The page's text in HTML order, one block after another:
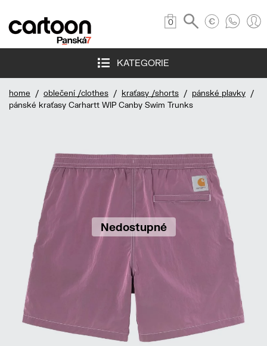
0
KATEGORIE
home / oblečení /clothes / kraťasy /shorts / pánské plavky /
pánské kraťasy Carhartt WIP Canby Swim Trunks
Nedostupné